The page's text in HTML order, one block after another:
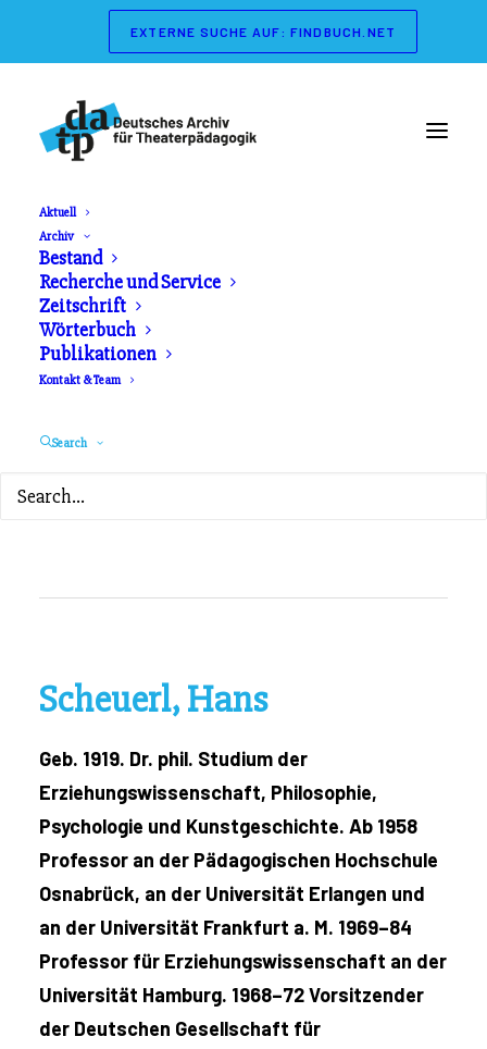
EXTERNE SUCHE AUF: FINDBUCH.NET
Aktuell
Archiv
Bestand
Recherche und Service
Zeitschrift
Wörterbuch
Publikationen
Kontakt & Team
Search
Wörterbuch der
Theaterpädagogik
Herausgeber: Gerd Koch, Marianne Streisand.
ZURÜCK ZUM INHALTSVERZEICHNIS
Scheuerl, Hans
Geb. 1919. Dr. phil. Studium der
Erziehungswissenschaft, Philosophie,
Psychologie und Kunstgeschichte. Ab 1958
Professor an der Pädagogischen Hochschule
Osnabrück, an der Universität Erlangen und
an der Universität Frankfurt a. M. 1969–84
Professor für Erziehungswissenschaft an der
Universität Hamburg. 1968–72 Vorsitzender
der Deutschen Gesellschaft für